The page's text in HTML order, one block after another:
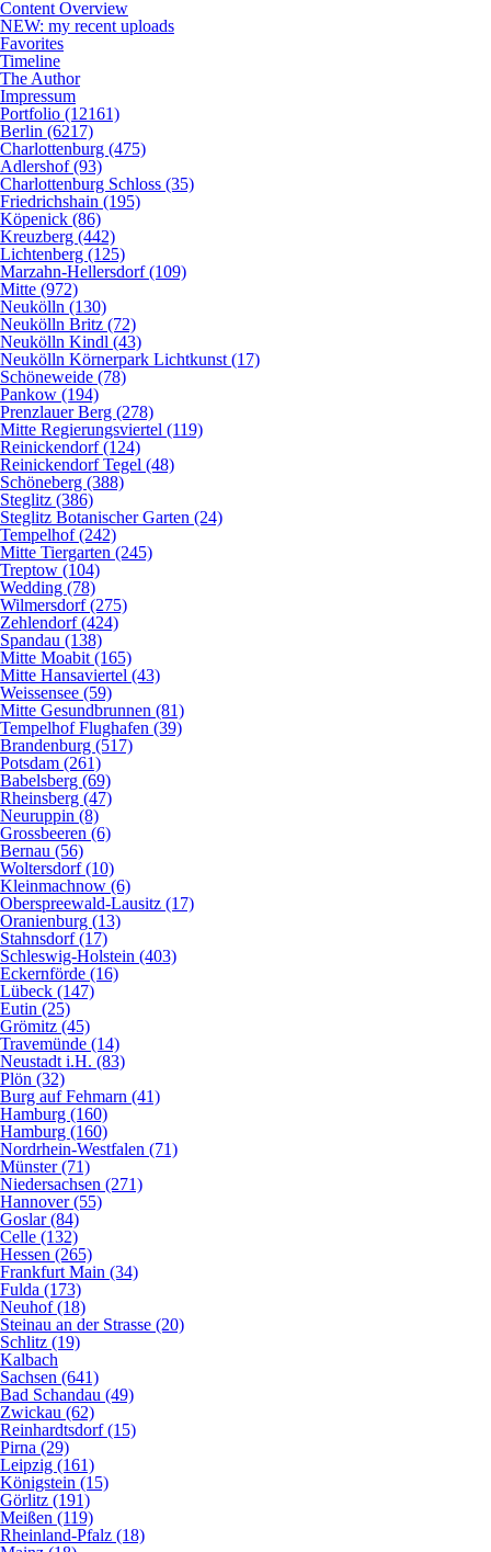
Content Overview
NEW: my recent uploads
Favorites
Timeline
The Author
Impressum
Portfolio (12161)
Berlin (6217)
Charlottenburg (475)
Adlershof (93)
Charlottenburg Schloss (35)
Friedrichshain (195)
Köpenick (86)
Kreuzberg (442)
Lichtenberg (125)
Marzahn-Hellersdorf (109)
Mitte (972)
Neukölln (130)
Neukölln Britz (72)
Neukölln Kindl (43)
Neukölln Körnerpark Lichtkunst (17)
Schöneweide (78)
Pankow (194)
Prenzlauer Berg (278)
Mitte Regierungsviertel (119)
Reinickendorf (124)
Reinickendorf Tegel (48)
Schöneberg (388)
Steglitz (386)
Steglitz Botanischer Garten (24)
Tempelhof (242)
Mitte Tiergarten (245)
Treptow (104)
Wedding (78)
Wilmersdorf (275)
Zehlendorf (424)
Spandau (138)
Mitte Moabit (165)
Mitte Hansaviertel (43)
Weissensee (59)
Mitte Gesundbrunnen (81)
Tempelhof Flughafen (39)
Brandenburg (517)
Potsdam (261)
Babelsberg (69)
Rheinsberg (47)
Neuruppin (8)
Grossbeeren (6)
Bernau (56)
Woltersdorf (10)
Kleinmachnow (6)
Oberspreewald-Lausitz (17)
Oranienburg (13)
Stahnsdorf (17)
Schleswig-Holstein (403)
Eckernförde (16)
Lübeck (147)
Eutin (25)
Grömitz (45)
Travemünde (14)
Neustadt i.H. (83)
Plön (32)
Burg auf Fehmarn (41)
Hamburg (160)
Hamburg (160)
Nordrhein-Westfalen (71)
Münster (71)
Niedersachsen (271)
Hannover (55)
Goslar (84)
Celle (132)
Hessen (265)
Frankfurt Main (34)
Fulda (173)
Neuhof (18)
Steinau an der Strasse (20)
Schlitz (19)
Kalbach
Sachsen (641)
Bad Schandau (49)
Zwickau (62)
Reinhardtsdorf (15)
Pirna (29)
Leipzig (161)
Königstein (15)
Görlitz (191)
Meißen (119)
Rheinland-Pfalz (18)